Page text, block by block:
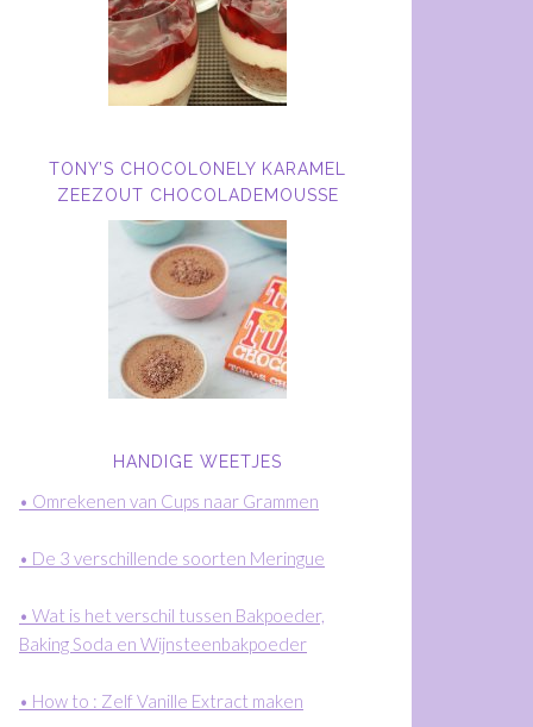
TONY’S CHOCOLONELY KARAMEL
ZEEZOUT CHOCOLADEMOUSSE
HANDIGE WEETJES
• Omrekenen van Cups naar Grammen
• De 3 verschillende soorten Meringue
• Wat is het verschil tussen Bakpoeder,
Baking Soda en Wijnsteenbakpoeder
• How to : Zelf Vanille Extract maken